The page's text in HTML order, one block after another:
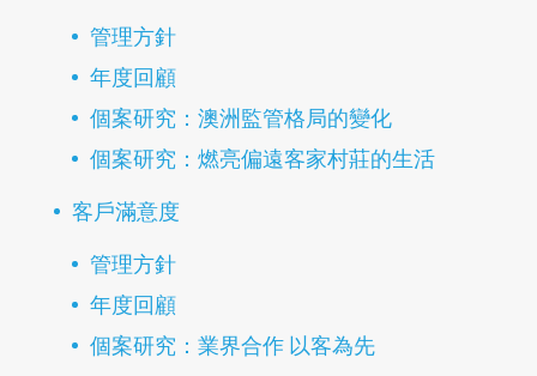
管理方針
年度回顧
個案研究：澳洲監管格局的變化
個案研究：燃亮偏遠客家村莊的生活
客戶滿意度
管理方針
年度回顧
個案研究：業界合作 以客為先